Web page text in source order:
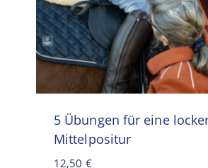
5 Übungen für eine
Mittelpositur
12,50 €